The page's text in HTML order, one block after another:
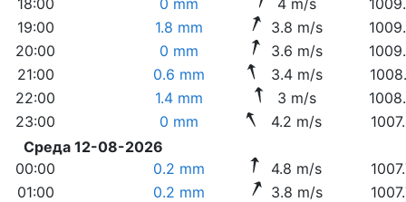
19:00
1.8 mm 3.8 m/s
20:00
0 mm 3.6 m/s
21:00
0.6 mm 3.4 m/s
22:00
1.4 mm 3 m/s
23:00
0 mm 4.2 m/s
Среда 12-08-2026
00:00
0.2 mm 4.8 m/s
01:00
0.2 mm 3.8 m/s